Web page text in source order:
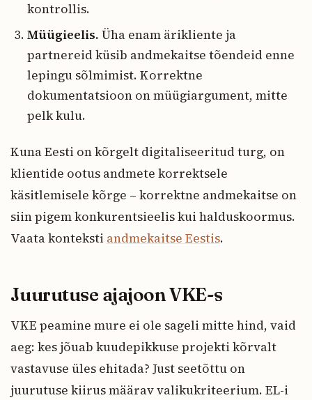
kontrollis.
Müügieelis. Üha enam ärikliente ja
partnereid küsib andmekaitse tõendeid enne
lepingu sõlmimist. Korrektne
dokumentatsioon on müügiargument, mitte
pelk kulu.
Kuna Eesti on kõrgelt digitaliseeritud turg, on
klientide ootus andmete korrektsele
käsitlemisele kõrge – korrektne andmekaitse on
siin pigem konkurentsieelis kui halduskoormus.
Vaata konteksti andmekaitse Eestis.
Juurutuse ajajoon VKE-s
VKE peamine mure ei ole sageli mitte hind, vaid
aeg: kes jõuab kuudepikkuse projekti kõrvalt
vastavuse üles ehitada? Just seetõttu on
juurutuse kiirus määrav valikukriteerium. EL-i